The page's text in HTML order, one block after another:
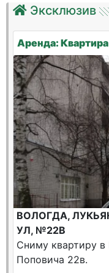
Эксклюзив
Аренда: Квартира
ВОЛОГДА,
УЛ, №22В
Сниму квартиру в
Поповича 22в.